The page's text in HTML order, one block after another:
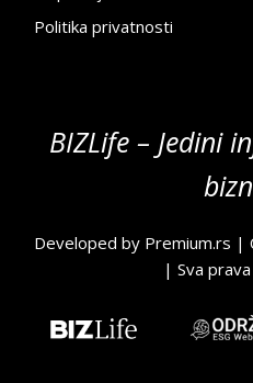
Politika privatnosti
BIZLife – Jedini
Developed by Premium.rs |
| Sva